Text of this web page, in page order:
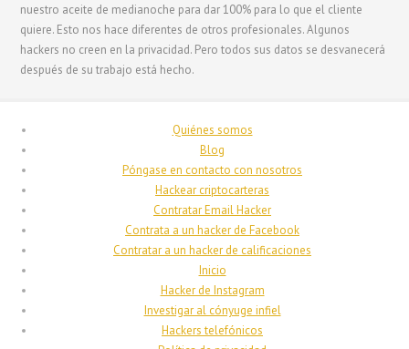
nuestro aceite de medianoche para dar 100% para lo que el cliente
quiere. Esto nos hace diferentes de otros profesionales. Algunos
hackers no creen en la privacidad. Pero todos sus datos se desvanecerá
después de su trabajo está hecho.
Quiénes somos
Blog
Póngase en contacto con nosotros
Hackear criptocarteras
Contratar Email Hacker
Contrata a un hacker de Facebook
Contratar a un hacker de calificaciones
Inicio
Hacker de Instagram
Investigar al cónyuge infiel
Hackers telefónicos
Français du Canada
Français de Belgique
עִבְרִית
Hrvatski
Magyar
Italiano
日本語
한국어
Nederlands (België)
Polski